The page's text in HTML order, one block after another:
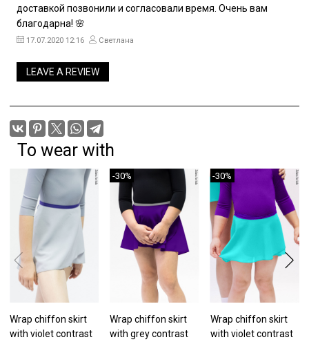
доставкой позвонили и согласовали время. Очень вам
благодарна! 🌸
17.07.2020 12:16 Светлана
LEAVE A REVIEW
To wear with
Wrap chiffon skirt
with violet contrast
-30%
Wrap chiffon skirt
with grey contrast
-30%
Wrap chiffon skirt
with violet contrast